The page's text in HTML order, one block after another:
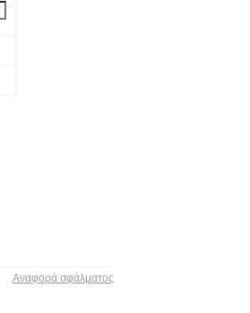
Αναφορά σφάλματος